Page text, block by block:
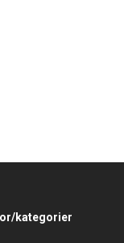
kategorier